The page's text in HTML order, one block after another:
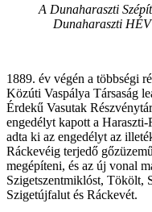
A Dunaharaszti
Dunaharaszti
1889. év végén a többségi
Közúti Vaspálya Társaság
Érdekű Vasutak
engedélyt kapott a
adta ki az engedélyt az
Ráckevéig terjedő
megépíteni, és az új vonal
Szigetszentmiklóst, Tökölt,
Szigetújfalut és Ráckevét.